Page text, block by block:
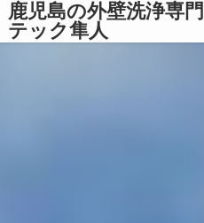
鹿児島の外壁洗浄専
テック隼人